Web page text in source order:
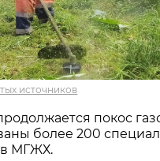
источников
покос
более 200
в МГЖХ.